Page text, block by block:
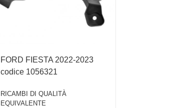
FORD FIESTA 2022-2023
codice 1056321
RICAMBI DI QUALITÀ
EQUIVALENTE